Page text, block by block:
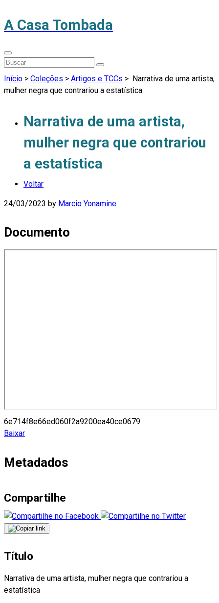
A Casa Tombada
Início > Coleções > Artigos e TCCs > Narrativa de uma artista,
mulher negra que contrariou a estatística
Narrativa de uma artista,
mulher negra que contrariou
a estatística
Voltar
24/03/2023 by Marcio Yonamine
Documento
6e714f8e66ed060f2a9200ea40ce0679
Baixar
Metadados
Compartilhe
Título
Narrativa de uma artista, mulher negra que contrariou a
estatística